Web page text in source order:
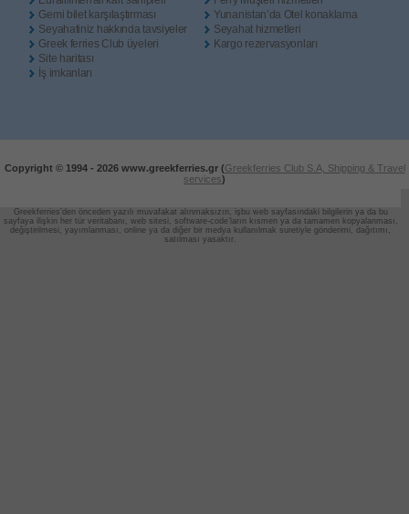
Gemi bilet karşılaştırması
Seyahatiniz hakkında tavsiyeler
Greek ferries Club üyeleri
Site haritası
İş imkanları
Yunanistan’da Otel konaklama
Seyahat hizmetleri
Kargo rezervasyonları
Copyright © 1994 - 2026 www.greekferries.gr (Greekferries Club S.A, Shipping & Travel
services)
Greekferries’den önceden yazılı muvafakat alınmaksızın, işbu web sayfasındaki bilgilerin ya da bu
sayfaya ilişkin her tür veritabanı, web sitesi, software-code’ların kısmen ya da tamamen kopyalanması,
değiştirilmesi, yayımlanması, online ya da diğer bir medya kullanılmak suretiyle gönderimi, dağıtımı,
satılması yasaktır.